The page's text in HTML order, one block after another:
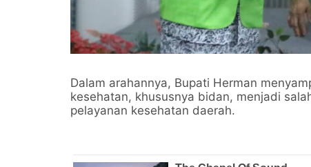
Dalam arahannya, Bupati Herman
kesehatan, khususnya bidan, menjadi
pelayanan kesehatan daerah.